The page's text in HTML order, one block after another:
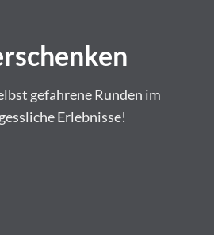
gefahrene Runden im
Erlebnisse!